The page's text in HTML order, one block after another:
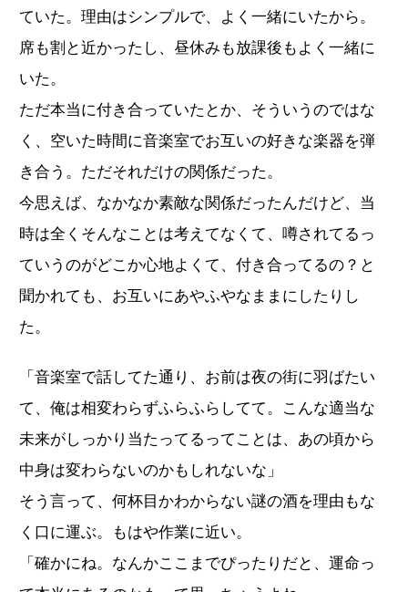
ていた。理由はシンプルで、よく一緒にいたから。
席も割と近かったし、昼休みも放課後もよく一緒に
いた。
ただ本当に付き合っていたとか、そういうのではな
く、空いた時間に音楽室でお互いの好きな楽器を弾
き合う。ただそれだけの関係だった。
今思えば、なかなか素敵な関係だったんだけど、当
時は全くそんなことは考えてなくて、噂されてるっ
ていうのがどこか心地よくて、付き合ってるの？と
聞かれても、お互いにあやふやなままにしたりし
た。
「音楽室で話してた通り、お前は夜の街に羽ばたい
て、俺は相変わらずふらふらしてて。こんな適当な
未来がしっかり当たってるってことは、あの頃から
中身は変わらないのかもしれないな」
そう言って、何杯目かわからない謎の酒を理由もな
く口に運ぶ。もはや作業に近い。
「確かにね。なんかここまでぴったりだと、運命っ